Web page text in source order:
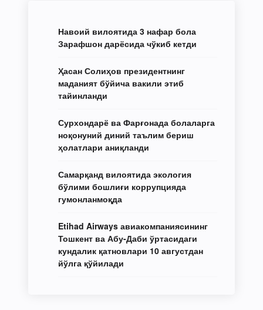
Навоий вилоятида 3 нафар бола
Зарафшон дарёсида чўкиб кетди
Ҳасан Солиҳов президентнинг
маданият бўйича вакили этиб
тайинланди
Сурхондарё ва Фарғонада болаларга
ноқонуний диний таълим бериш
ҳолатлари аниқланди
Самарқанд вилоятида экология
бўлими бошлиғи коррупцияда
гумонланмоқда
Etihad Airways авиакомпаниясининг
Тошкент ва Абу-Даби ўртасидаги
кундалик қатновлари 10 августдан
йўлга қўйилади